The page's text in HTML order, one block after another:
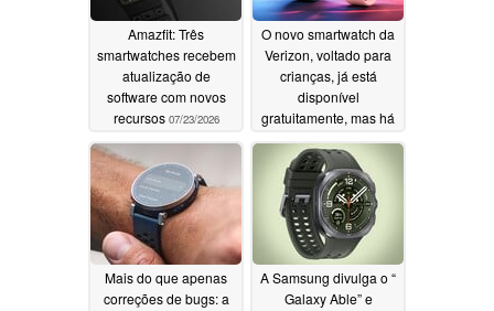
Amazfit: Três
smartwatches recebem
atualização de
software com novos
recursos 07/23/2026
O novo smartwatch da
Verizon, voltado para
crianças, já está
disponível
gratuitamente, mas há
07/15/2026
Mais do que apenas
correções de bugs: a
A Samsung divulga o “
Galaxy Able” e